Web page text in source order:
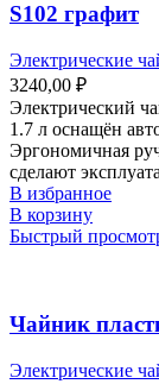
S102 графит
Электрические
3240,00 ₽
Электрический
1.7 л оснащён
Эргономичная
сделают
В избранное
В корзину
Быстрый
Чайник
Электрические